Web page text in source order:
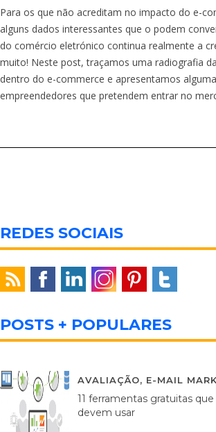
Para os que não acreditam no impacto do e-
alguns dados interessantes que o podem
do comércio eletrónico continua realmente a
muito! Neste post, traçamos uma radiografia
dentro do e-commerce e apresentamos
empreendedores que pretendem entrar no
REDES SOCIAIS
POSTS + POPULARES
AVALIAÇÃO, E-MAIL
11 ferramentas gratuitas
devem usar